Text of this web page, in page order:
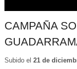
CAMPAÑA
Subido el 21 de